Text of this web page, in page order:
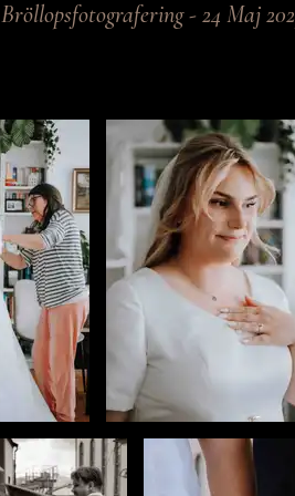
Bröllopsfotografering - 24 Maj